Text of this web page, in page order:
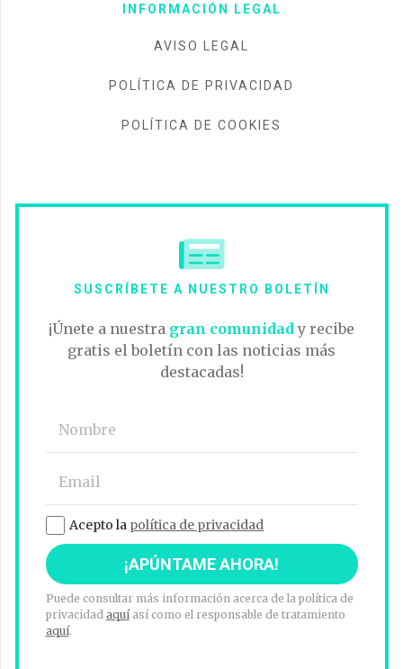
INFORMACIÓN LEGAL
AVISO LEGAL
POLÍTICA DE PRIVACIDAD
POLÍTICA DE COOKIES
SUSCRÍBETE A NUESTRO BOLETÍN
¡Únete a nuestra gran comunidad y recibe
gratis el boletín con las noticias más
destacadas!
Acepto la política de privacidad
Puede consultar más información acerca de la política de
privacidad aquíasí como el responsable de tratamiento
aquí.